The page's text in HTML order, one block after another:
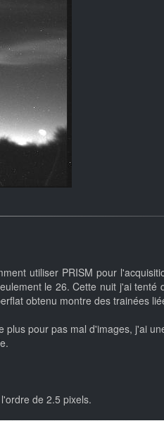
utiliser PRISM pour
le 26. Cette nuit j'ai tenté
obtenu montre des trainées
pour pas mal d'images, j'ai
de 2.5 pixels.